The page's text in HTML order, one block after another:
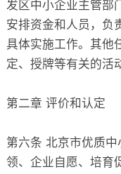
发区中小企业主管部
安排资金和人员，负
具体实施工作。其他
定、授牌等有关的活
第二章 评价和认定
第六条 北京市优质中
领、企业自愿、培育